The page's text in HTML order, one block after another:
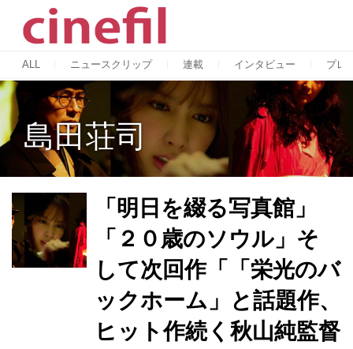
ALL ニュースクリップ 連載 インタビュー プレ
島田荘司
「明日を綴る写真館」
「２０歳のソウル」そ
して次回作「「栄光のバ
ックホーム」と話題作、
ヒット作続く秋山純監督